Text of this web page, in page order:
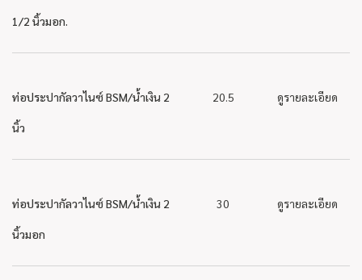
1/2 นิ้วมอก.
ท่อประปากัลวาไนซ์ BSM/น้ำเงิน 2
นิ้ว
20.5 ดูรายละเอียด
ท่อประปากัลวาไนซ์ BSM/น้ำเงิน 2
นิ้วมอก
30 ดูรายละเอียด